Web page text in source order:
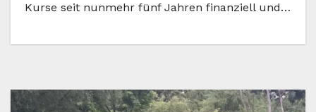
Kurse seit nunmehr fünf Jahren finanziell und…